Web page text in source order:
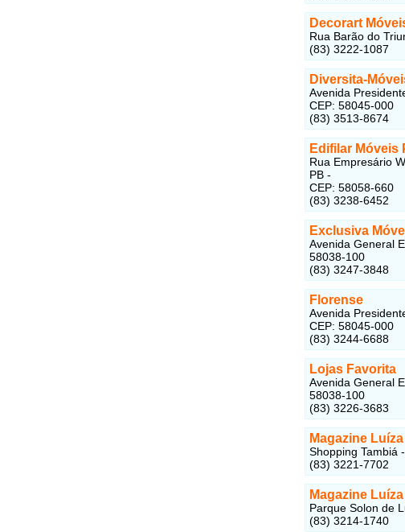
Decorart
Rua Barão do
(83) 3222-1087
Diversita-
Avenida
CEP: 58045-000
(83) 3513-8674
Edifilar Móveis
Rua Empresário
PB -
CEP: 58058-660
(83) 3238-6452
Exclusiva
Avenida General
58038-100
(83) 3247-3848
Florense
Avenida
CEP: 58045-000
(83) 3244-6688
Lojas Favorita
Avenida General
58038-100
(83) 3226-3683
Magazine Luíza
Shopping Tambiá
(83) 3221-7702
Magazine Luíza
Parque Solon de
(83) 3214-1740